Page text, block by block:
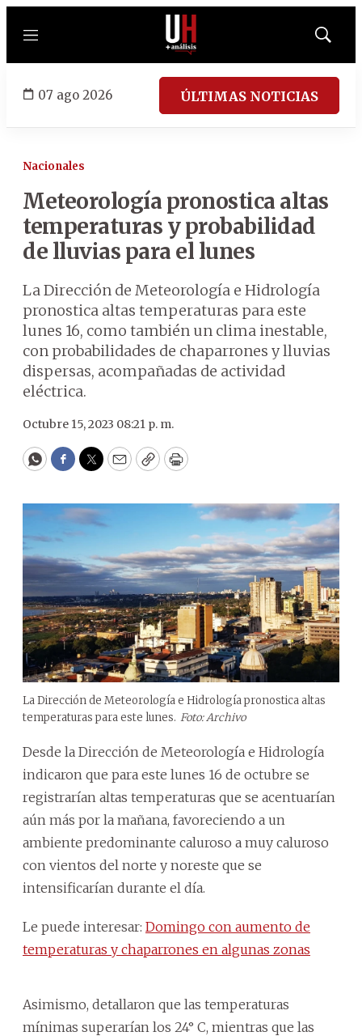
Menú
Mostrar
07 ago 2026 ÚLTIMAS NOTICIAS
Nacionales
Meteorología pronostica altas
temperaturas y probabilidad
de lluvias para el lunes
La Dirección de Meteorología e Hidrología
pronostica altas temperaturas para este
lunes 16, como también un clima inestable,
con probabilidades de chaparrones y lluvias
dispersas, acompañadas de actividad
eléctrica.
Octubre 15, 2023 08:21 p. m.
WhatsApp
Facebook
Twitter
EmailCopyPrint
La Dirección de Meteorología e Hidrología pronostica altas
temperaturas para este lunes. Foto: Archivo
Desde la Dirección de Meteorología e Hidrología
indicaron que para este lunes 16 de octubre se
registrarían altas temperaturas que se acentuarían
aún más por la mañana, favoreciendo a un
ambiente predominante caluroso a muy caluroso
con vientos del norte y noreste que se
intensificarían durante el día.
Le puede interesar: Domingo con aumento de
temperaturas y chaparrones en algunas zonas
Asimismo, detallaron que las temperaturas
mínimas superarían los 24° C, mientras que las